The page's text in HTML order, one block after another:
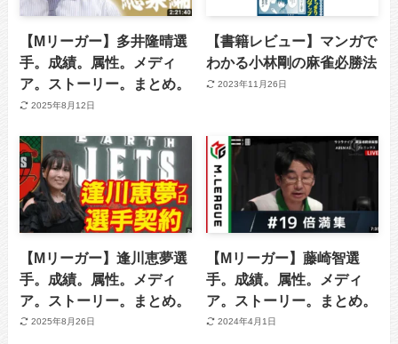
【Mリーガー】多井隆晴選
手。成績。属性。メディ
ア。ストーリー。まとめ。
2025年8月12日
【書籍レビュー】マンガで
わかる小林剛の麻雀必勝法
2023年11月26日
【Mリーガー】逢川恵夢選
手。成績。属性。メディ
ア。ストーリー。まとめ。
2025年8月26日
【Mリーガー】藤崎智選
手。成績。属性。メディ
ア。ストーリー。まとめ。
2024年4月1日